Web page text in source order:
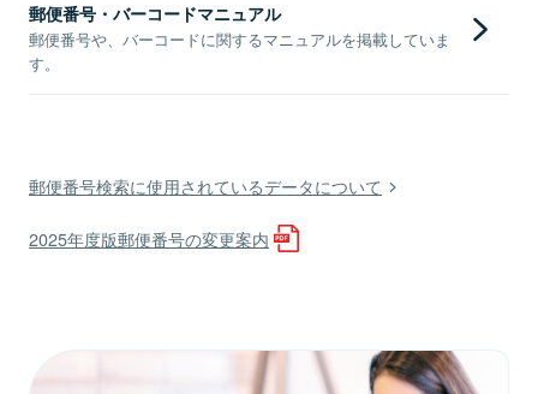
郵便番号・バーコードマニュアル
郵便番号や、バーコードに関するマニュアルを掲載していま
す。
郵便番号検索に使用されているデータについて
2025年度版郵便番号の変更案内